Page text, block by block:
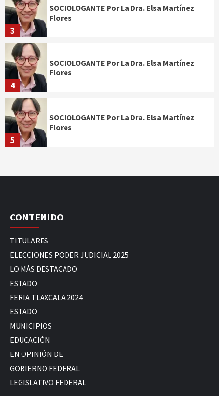
3
SOCIOLOGANTE Por La Dra. Elsa Martínez
Flores
4
SOCIOLOGANTE Por La Dra. Elsa Martínez
Flores
5
SOCIOLOGANTE Por La Dra. Elsa Martínez
Flores
CONTENIDO
TITULARES
ELECCIONES PODER JUDICIAL 2025
LO MÁS DESTACADO
ESTADO
FERIA TLAXCALA 2024
ESTADO
MUNICIPIOS
EDUCACIÓN
EN OPINIÓN DE
GOBIERNO FEDERAL
LEGISLATIVO FEDERAL